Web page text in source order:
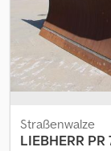
Straßenwalze
LIEBHERR PR